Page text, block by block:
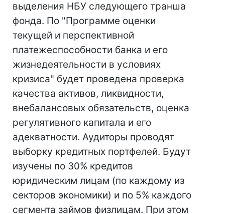
выделения НБУ следующего транша
фонда. По "Программе оценки
текущей и перспективной
платежеспособности банка и его
жизнедеятельности в условиях
кризиса" будет проведена проверка
качества активов, ликвидности,
внебалансовых обязательств, оценка
регулятивного капитала и его
адекватности. Аудиторы проводят
выборку кредитных портфелей. Будут
изучены по 30% кредитов
юридическим лицам (по каждому из
секторов экономики) и по 5% каждого
сегмента займов физлицам. При этом